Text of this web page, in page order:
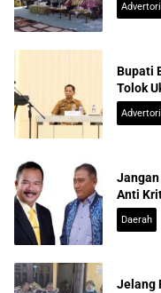
Bupati
Tolok
Anti
Daerah
Jelang